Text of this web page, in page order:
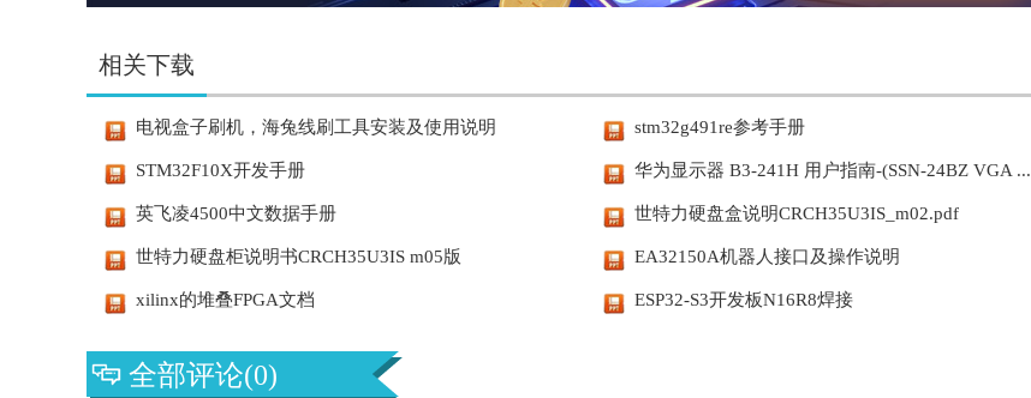
相关下载
电视盒子刷机，海兔线刷工具安装及使用说明 stm32g491re参考手册
STM32F10X开发手册 华为显示器 B3-241H 用户指南-(SSN-24BZ VGA ...
英飞凌4500中文数据手册 世特力硬盘盒说明CRCH35U3IS_m02.pdf
世特力硬盘柜说明书CRCH35U3IS m05版 EA32150A机器人接口及操作说明
xilinx的堆叠FPGA文档 ESP32-S3开发板N16R8焊接
全部评论(0)